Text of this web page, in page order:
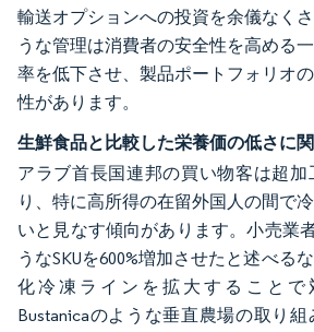
輸送オプションへの投資を余儀なく
うな管理は消費者の安全性を高める
率を低下させ、製品ポートフォリオ
性があります。
生鮮食品と比較した栄養価の低さに
アラブ首長国連邦の買い物客は超
り、特に高所得の在留外国人の間で
いと見なす傾向があります。小売業
うなSKUを600%増加させたと述べる
化冷凍ラインを拡大することで
Bustanicaのような垂直農場の取り